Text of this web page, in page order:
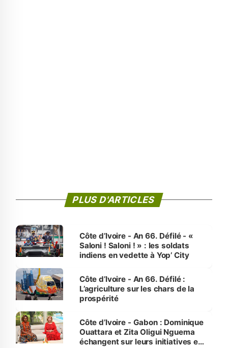
PLUS D'ARTICLES
Côte d’Ivoire - An 66. Défilé - «
Saloni ! Saloni ! » : les soldats
indiens en vedette à Yop’ City
Côte d’Ivoire - An 66. Défilé :
L’agriculture sur les chars de la
prospérité
Côte d’Ivoire - Gabon : Dominique
Ouattara et Zita Oligui Nguema
échangent sur leurs initiatives en